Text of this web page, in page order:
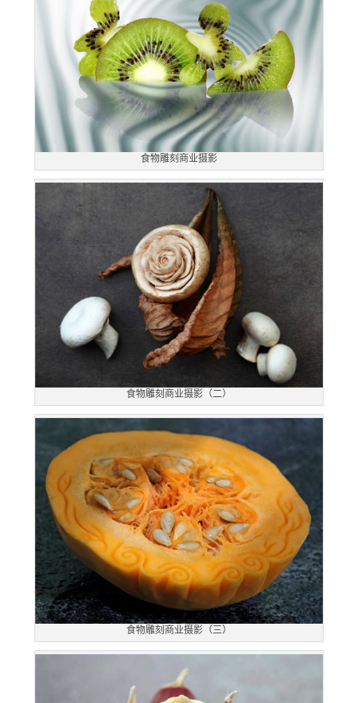
食物雕刻商业摄影
食物雕刻商业摄影（二）
食物雕刻商业摄影（三）